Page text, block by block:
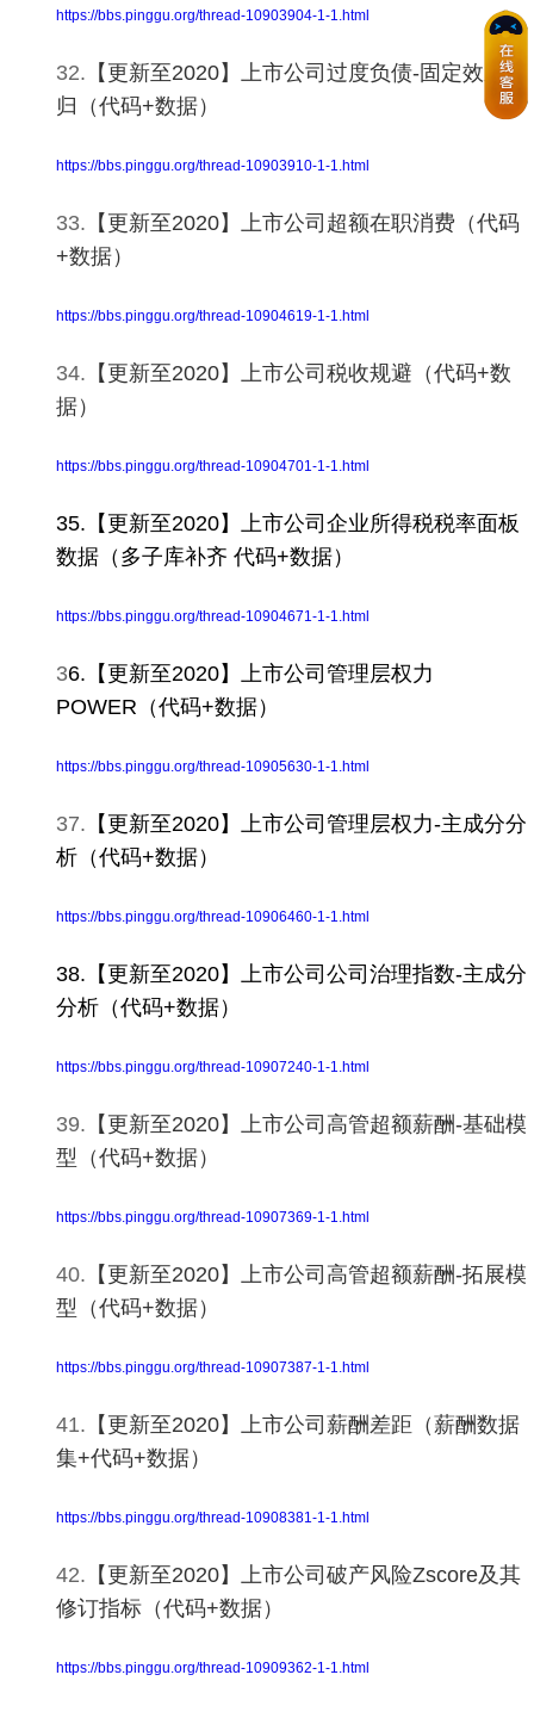
https://bbs.pinggu.org/thread-10903904-1-1.html
32. 【更新至2020】上市公司过度负债-固定效应回
归（代码+数据）
https://bbs.pinggu.org/thread-10903910-1-1.html
33. 【更新至2020】上市公司超额在职消费（代码
+数据）
https://bbs.pinggu.org/thread-10904619-1-1.html
34. 【更新至2020】上市公司税收规避（代码+数
据）
https://bbs.pinggu.org/thread-10904701-1-1.html
35.【更新至2020】上市公司企业所得税税率面板
数据（多子库补齐 代码+数据）
https://bbs.pinggu.org/thread-10904671-1-1.html
36. 【更新至2020】上市公司管理层权力
POWER（代码+数据）
https://bbs.pinggu.org/thread-10905630-1-1.html
37. 【更新至2020】上市公司管理层权力-主成分分
析（代码+数据）
https://bbs.pinggu.org/thread-10906460-1-1.html
38.【更新至2020】上市公司公司治理指数-主成分
分析（代码+数据）
https://bbs.pinggu.org/thread-10907240-1-1.html
39. 【更新至2020】上市公司高管超额薪酬-基础模
型（代码+数据）
https://bbs.pinggu.org/thread-10907369-1-1.html
40. 【更新至2020】上市公司高管超额薪酬-拓展模
型（代码+数据）
https://bbs.pinggu.org/thread-10907387-1-1.html
41. 【更新至2020】上市公司薪酬差距（薪酬数据
集+代码+数据）
https://bbs.pinggu.org/thread-10908381-1-1.html
42. 【更新至2020】上市公司破产风险Zscore及其
修订指标（代码+数据）
https://bbs.pinggu.org/thread-10909362-1-1.html